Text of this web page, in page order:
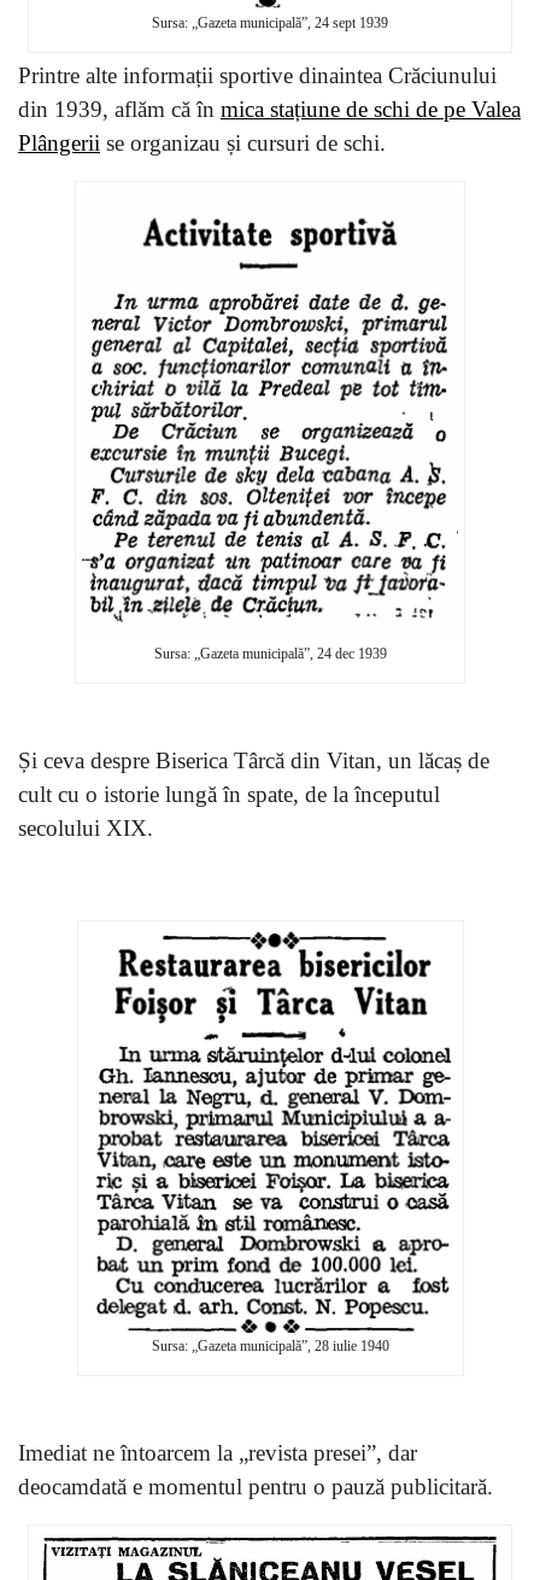
Sursa: „Gazeta municipală”, 24 sept 1939
Printre alte informații sportive dinaintea Crăciunului
din 1939, aflăm că în mica stațiune de schi de pe Valea
Plângerii se organizau și cursuri de schi.
Sursa: „Gazeta municipală”, 24 dec 1939
Și ceva despre Biserica Târcă din Vitan, un lăcaș de
cult cu o istorie lungă în spate, de la începutul
secolului XIX.
Sursa: „Gazeta municipală”, 28 iulie 1940
Imediat ne întoarcem la „revista presei”, dar
deocamdată e momentul pentru o pauză publicitară.